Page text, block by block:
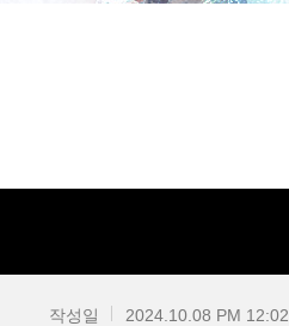
작성일 2024.10.08 PM 12:02